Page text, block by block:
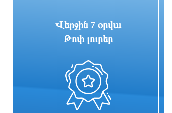
5.9 հա մակերեսով 3 հողամաս
Երևանում ծառեր են կոտրվել և
Վերջին 7 օրվա
Թոփ լուրեր